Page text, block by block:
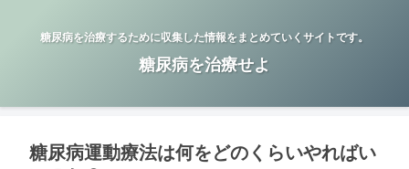
糖尿病を治療するために収集した情報をまとめていくサイトです。
糖尿病を治療せよ
糖尿病運動療法は何をどのくらいやればい